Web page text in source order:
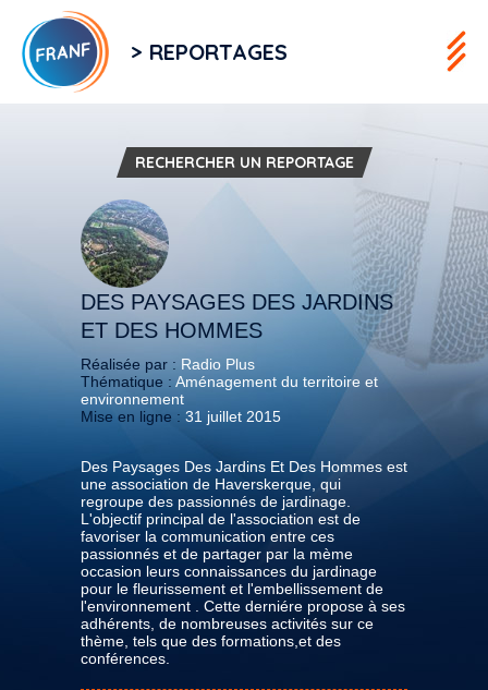
> REPORTAGES
RECHERCHER UN REPORTAGE
DES PAYSAGES DES JARDINS
ET DES HOMMES
Réalisée par : Radio Plus
Thématique : Aménagement du territoire et
environnement
Mise en ligne : 31 juillet 2015
Des Paysages Des Jardins Et Des Hommes est
une association de Haverskerque, qui
regroupe des passionnés de jardinage.
L'objectif principal de l'association est de
favoriser la communication entre ces
passionnés et de partager par la mème
occasion leurs connaissances du jardinage
pour le fleurissement et l'embellissement de
l'environnement . Cette derniére propose à ses
adhérents, de nombreuses activités sur ce
thème, tels que des formations,et des
conférences.